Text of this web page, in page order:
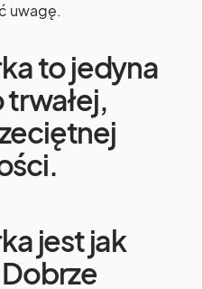
uwagę.
to jedyna
jest jak